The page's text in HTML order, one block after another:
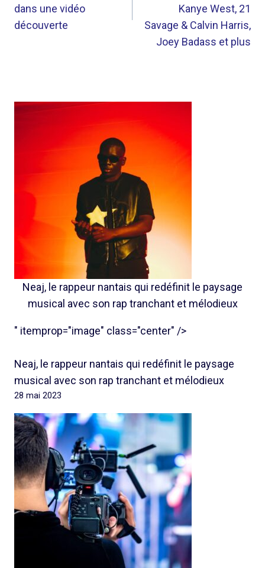
dans une vidéo
découverte
Kanye West, 21
Savage & Calvin Harris,
Joey Badass et plus
Neaj, le rappeur nantais qui redéfinit le paysage
musical avec son rap tranchant et mélodieux
" itemprop="image" class="center" />
Neaj, le rappeur nantais qui redéfinit le paysage
musical avec son rap tranchant et mélodieux
28 mai 2023